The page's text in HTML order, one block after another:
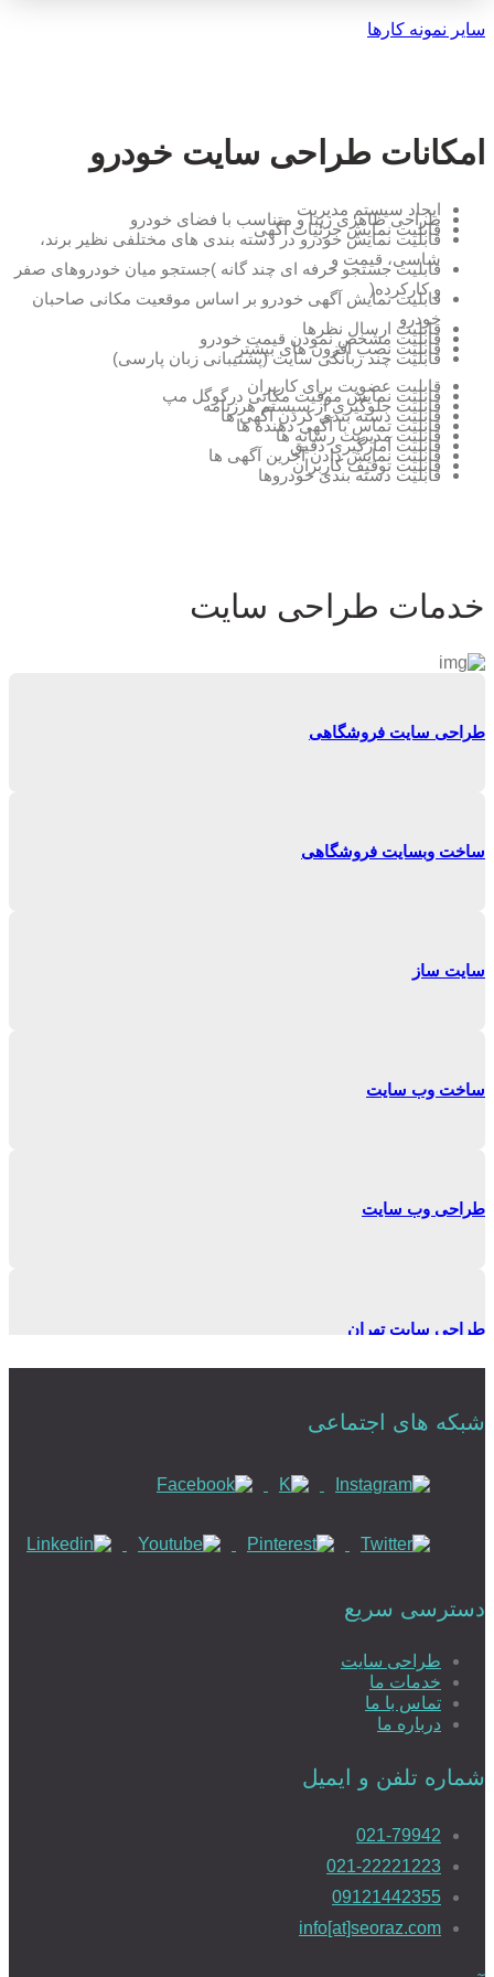
سایر نمونه کارها
امکانات طراحی سایت خودرو
ایجاد سیستم مدیریت
طراحی ظاهری زیبا و متناسب با فضای خودرو
قابلیت نمایش جزئیات آگهی
قابلیت نمایش خودرو در دسته بندی های مختلفی نظیر برند،
شاسی، قیمت و
قابلیت جستجو حرفه ای چند گانه )جستجو میان خودروهای صفر
و کارکرده(
قابلیت نمایش آگهی خودرو بر اساس موقعیت مکانی صاحبان
خودرو
قابلیت ارسال نظرها
قابلیت مشخص نمودن قیمت خودرو
قابلیت نصب افزون های بیشتر
قابلیت چند زبانگی سایت (پشتیبانی زبان پارسی)
قابلیت عضویت برای کاربران
قابلیت نمایش موقیت مکانی درگوگل مپ
قابلیت جلوگیری از سیستم هرزنامه
قابلیت دسته بندی کردن آگهی ها
قابلیت تماس با آگهی دهنده ها
قابلیت مدیریت رسانه ها
قابلیت آمارگیری دقیق
قابلیت نمایش دادن آخرین آگهی ها
قابلیت توقیف کاربران
قابلیت دسته بندی خودروها
خدمات طراحی سایت
طراحی سایت فروشگاهی
ساخت وبسایت فروشگاهی
سایت ساز
ساخت وب سایت
طراحی وب سایت
طراحی سایت تهران
طراحی سایت رزرو هتل
طراحی سایت با MVC
شبکه های اجتماعی
دسترسی سریع
طراحی سایت
خدمات ما
تماس با ما
درباره ما
شماره تلفن و ایمیل
021-79942
021-22221223
09121442355
info[at]seoraz.com